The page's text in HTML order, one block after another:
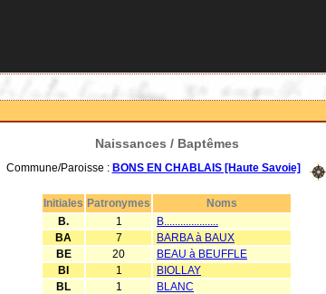
Naissances / Baptêmes
Commune/Paroisse : BONS EN CHABLAIS [Haute Savoie]
Initiales Patronymes
Noms
B.
1
B....................
BA
7
BARBA à BAUX
BE
20
BEAU à BEUFFLE
BI
1
BIOLLAY
BL
1
BLANC